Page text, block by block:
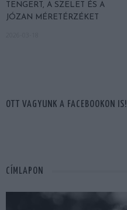
TENGERT, A SZELET ÉS A
JÓZAN MÉRETÉRZÉKET
OTT VAGYUNK A FACEBOOKON IS!
CÍMLAPON